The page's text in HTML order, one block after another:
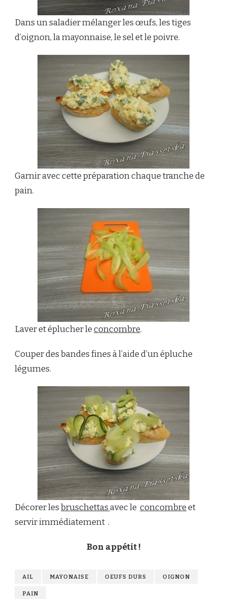
Dans un saladier mélanger les œufs, les tiges
d’oignon, la mayonnaise, le sel et le poivre.
Garnir avec cette préparation chaque tranche de
pain.
Laver et éplucher leconcombre.
Couper des bandes fines à l’aide d’un épluche
légumes.
Décorer lesbruschettasavec le concombreet
servir immédiatement .
Bon appétit !
AIL MAYONAISE OEUFS DURS OIGNON
PAIN